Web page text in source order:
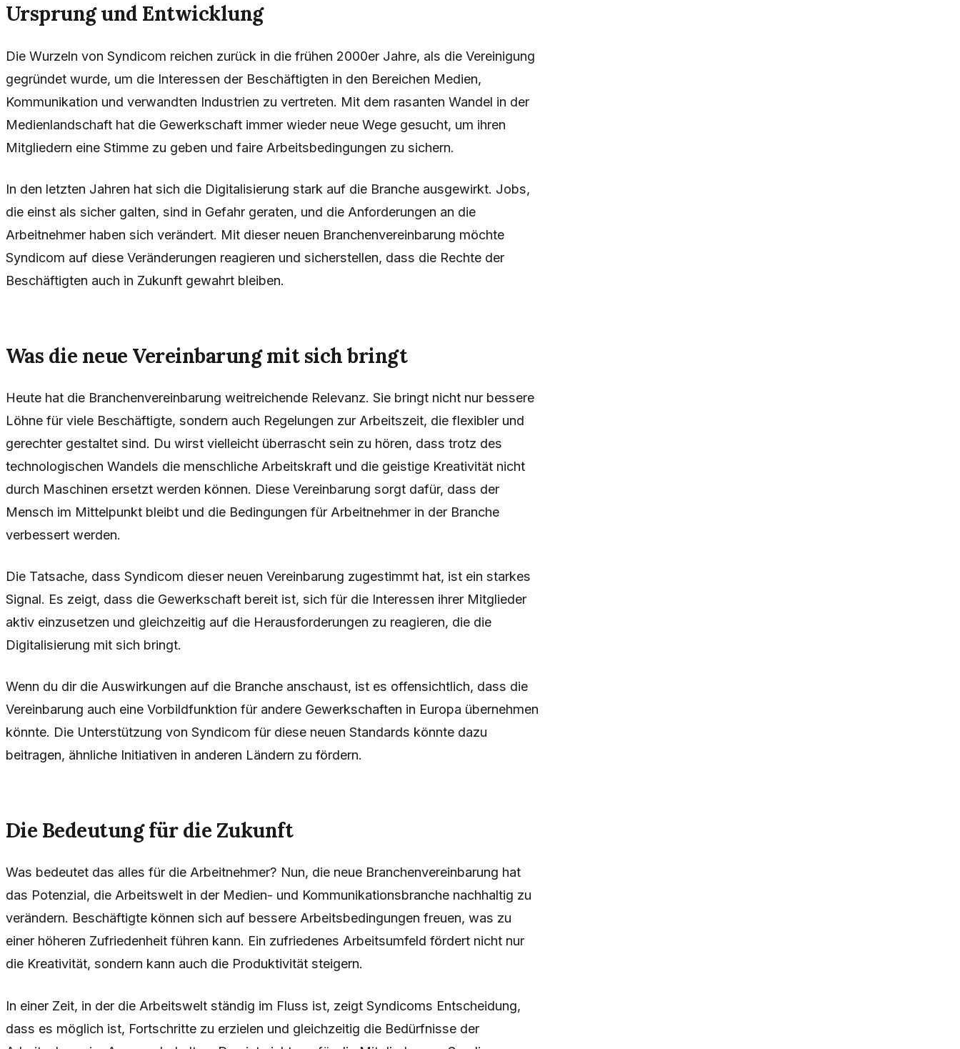
Ursprung und Entwicklung
Die Wurzeln von Syndicom reichen zurück in die frühen 2000er Jahre, als die Vereinigung
gegründet wurde, um die Interessen der Beschäftigten in den Bereichen Medien,
Kommunikation und verwandten Industrien zu vertreten. Mit dem rasanten Wandel in der
Medienlandschaft hat die Gewerkschaft immer wieder neue Wege gesucht, um ihren
Mitgliedern eine Stimme zu geben und faire Arbeitsbedingungen zu sichern.
In den letzten Jahren hat sich die Digitalisierung stark auf die Branche ausgewirkt. Jobs,
die einst als sicher galten, sind in Gefahr geraten, und die Anforderungen an die
Arbeitnehmer haben sich verändert. Mit dieser neuen Branchenvereinbarung möchte
Syndicom auf diese Veränderungen reagieren und sicherstellen, dass die Rechte der
Beschäftigten auch in Zukunft gewahrt bleiben.
Was die neue Vereinbarung mit sich bringt
Heute hat die Branchenvereinbarung weitreichende Relevanz. Sie bringt nicht nur bessere
Löhne für viele Beschäftigte, sondern auch Regelungen zur Arbeitszeit, die flexibler und
gerechter gestaltet sind. Du wirst vielleicht überrascht sein zu hören, dass trotz des
technologischen Wandels die menschliche Arbeitskraft und die geistige Kreativität nicht
durch Maschinen ersetzt werden können. Diese Vereinbarung sorgt dafür, dass der
Mensch im Mittelpunkt bleibt und die Bedingungen für Arbeitnehmer in der Branche
verbessert werden.
Die Tatsache, dass Syndicom dieser neuen Vereinbarung zugestimmt hat, ist ein starkes
Signal. Es zeigt, dass die Gewerkschaft bereit ist, sich für die Interessen ihrer Mitglieder
aktiv einzusetzen und gleichzeitig auf die Herausforderungen zu reagieren, die die
Digitalisierung mit sich bringt.
Wenn du dir die Auswirkungen auf die Branche anschaust, ist es offensichtlich, dass die
Vereinbarung auch eine Vorbildfunktion für andere Gewerkschaften in Europa übernehmen
könnte. Die Unterstützung von Syndicom für diese neuen Standards könnte dazu
beitragen, ähnliche Initiativen in anderen Ländern zu fördern.
Die Bedeutung für die Zukunft
Was bedeutet das alles für die Arbeitnehmer? Nun, die neue Branchenvereinbarung hat
das Potenzial, die Arbeitswelt in der Medien- und Kommunikationsbranche nachhaltig zu
verändern. Beschäftigte können sich auf bessere Arbeitsbedingungen freuen, was zu
einer höheren Zufriedenheit führen kann. Ein zufriedenes Arbeitsumfeld fördert nicht nur
die Kreativität, sondern kann auch die Produktivität steigern.
In einer Zeit, in der die Arbeitswelt ständig im Fluss ist, zeigt Syndicoms Entscheidung,
dass es möglich ist, Fortschritte zu erzielen und gleichzeitig die Bedürfnisse der